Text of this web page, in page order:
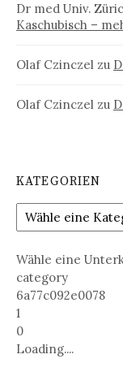
Dr med Univ.
Kaschubisch –
Olaf Czinczel zu
Olaf Czinczel zu
KATEGORIEN
Wähle eine
category
6a77c092e0078
1
0
Loading....